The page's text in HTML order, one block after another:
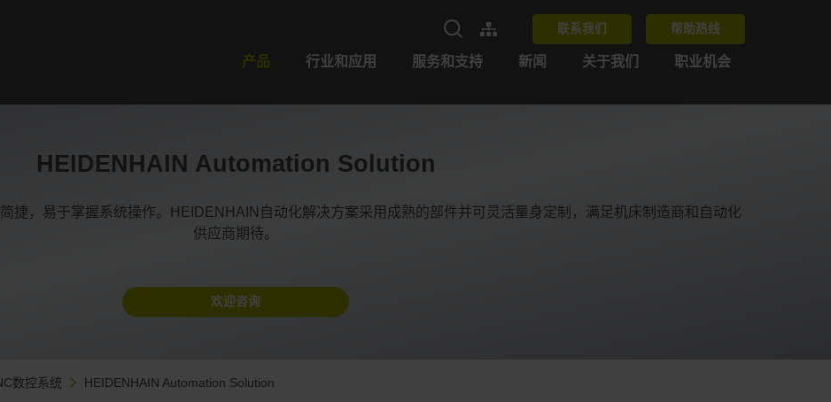
联系我们 帮助热线
产品 行业和应用 服务和支持 新闻 关于我们 职业机会
HEIDENHAIN Automation Solution
捷，易于掌握系统操作。HEIDENHAIN自动化解决方案采用成熟的部件并可灵活量身定制，满足机床制造商和自动化
供应商期待。
欢迎咨询
数控系统 HEIDENHAIN Automation Solution